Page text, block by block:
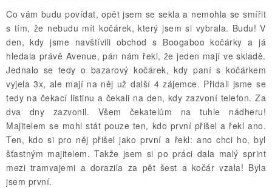
Co vám budu povídat, opět jsem se sekla a nemohla se smířit
s tím, že nebudu mít kočárek, který jsem si vybrala. Budu! V
den, kdy jsme navštívili obchod s Boogaboo kočárky a já
hledala právě Avenue, pán nám řekl, že jeden mají ve skladě.
Jednalo se tedy o bazarový kočárek, kdy paní s kočárkem
vyjela 3x, ale mají na něj už další 4 zájemce. Přidali jsme se
tedy na čekací listinu a čekali na den, kdy zazvoní telefon. Za
dva dny zazvonil. Všem čekatelům na tuhle nádheru!
Majitelem se mohl stát pouze ten, kdo první přišel a řekl ano.
Ten, kdo si pro něj přišel jako první a řekl: ano chci ho, byl
šťastným majitelem. Takže jsem si po práci dala malý sprint
mezi tramvajemi a dorazila za pět šest a kočár vzala! Byla
jsem první.